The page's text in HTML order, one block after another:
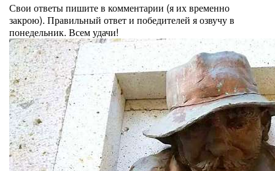
Свои ответы пишите в комментарии (я их временно
закрою). Правильный ответ и победителей я озвучу в
понедельник. Всем удачи!